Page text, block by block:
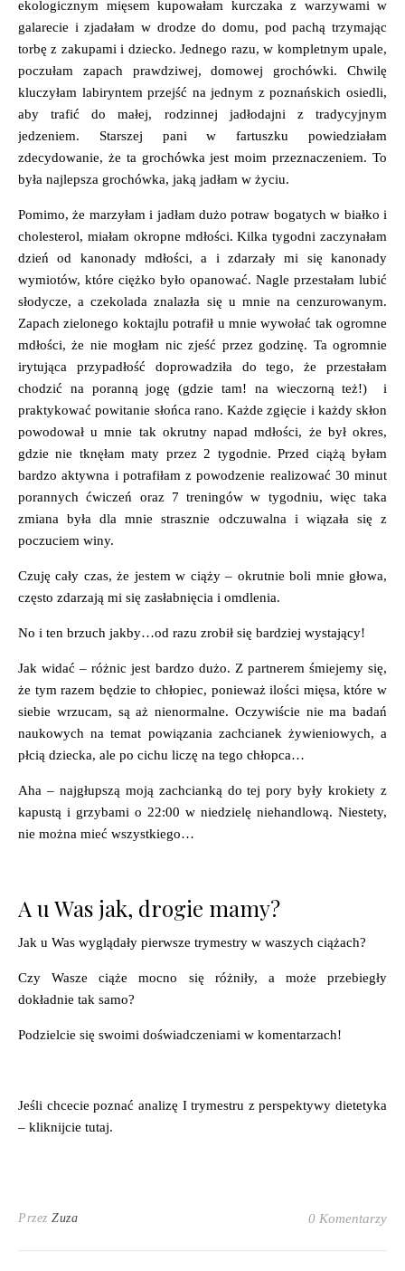
ekologicznym mięsem kupowałam kurczaka z warzywami w
galarecie i zjadałam w drodze do domu, pod pachą trzymając
torbę z zakupami i dziecko. Jednego razu, w kompletnym upale,
poczułam zapach prawdziwej, domowej grochówki. Chwilę
kluczyłam labiryntem przejść na jednym z poznańskich osiedli,
aby trafić do małej, rodzinnej jadłodajni z tradycyjnym
jedzeniem. Starszej pani w fartuszku powiedziałam
zdecydowanie, że ta grochówka jest moim przeznaczeniem. To
była najlepsza grochówka, jaką jadłam w życiu.
Pomimo, że marzyłam i jadłam dużo potraw bogatych w białko i
cholesterol, miałam okropne mdłości. Kilka tygodni zaczynałam
dzień od kanonady mdłości, a i zdarzały mi się kanonady
wymiotów, które ciężko było opanować. Nagle przestałam lubić
słodycze, a czekolada znalazła się u mnie na cenzurowanym.
Zapach zielonego koktajlu potrafił u mnie wywołać tak ogromne
mdłości, że nie mogłam nic zjeść przez godzinę. Ta ogromnie
irytująca przypadłość doprowadziła do tego, że przestałam
chodzić na poranną jogę (gdzie tam! na wieczorną też!) i
praktykować powitanie słońca rano. Każde zgięcie i każdy skłon
powodował u mnie tak okrutny napad mdłości, że był okres,
gdzie nie tknęłam maty przez 2 tygodnie. Przed ciążą byłam
bardzo aktywna i potrafiłam z powodzenie realizować 30 minut
porannych ćwiczeń oraz 7 treningów w tygodniu, więc taka
zmiana była dla mnie strasznie odczuwalna i wiązała się z
poczuciem winy.
Czuję cały czas, że jestem w ciąży – okrutnie boli mnie głowa,
często zdarzają mi się zasłabnięcia i omdlenia.
No i ten brzuch jakby…od razu zrobił się bardziej wystający!
Jak widać – różnic jest bardzo dużo. Z partnerem śmiejemy się,
że tym razem będzie to chłopiec, ponieważ ilości mięsa, które w
siebie wrzucam, są aż nienormalne. Oczywiście nie ma badań
naukowych na temat powiązania zachcianek żywieniowych, a
płcią dziecka, ale po cichu liczę na tego chłopca…
Aha – najgłupszą moją zachcianką do tej pory były krokiety z
kapustą i grzybami o 22:00 w niedzielę niehandlową. Niestety,
nie można mieć wszystkiego…
A u Was jak, drogie mamy?
Jak u Was wyglądały pierwsze trymestry w waszych ciążach?
Czy Wasze ciąże mocno się różniły, a może przebiegły
dokładnie tak samo?
Podzielcie się swoimi doświadczeniami w komentarzach!
Jeśli chcecie poznać analizę I trymestru z perspektywy dietetyka
– kliknijcie tutaj.
Przez Zuza 0 Komentarzy